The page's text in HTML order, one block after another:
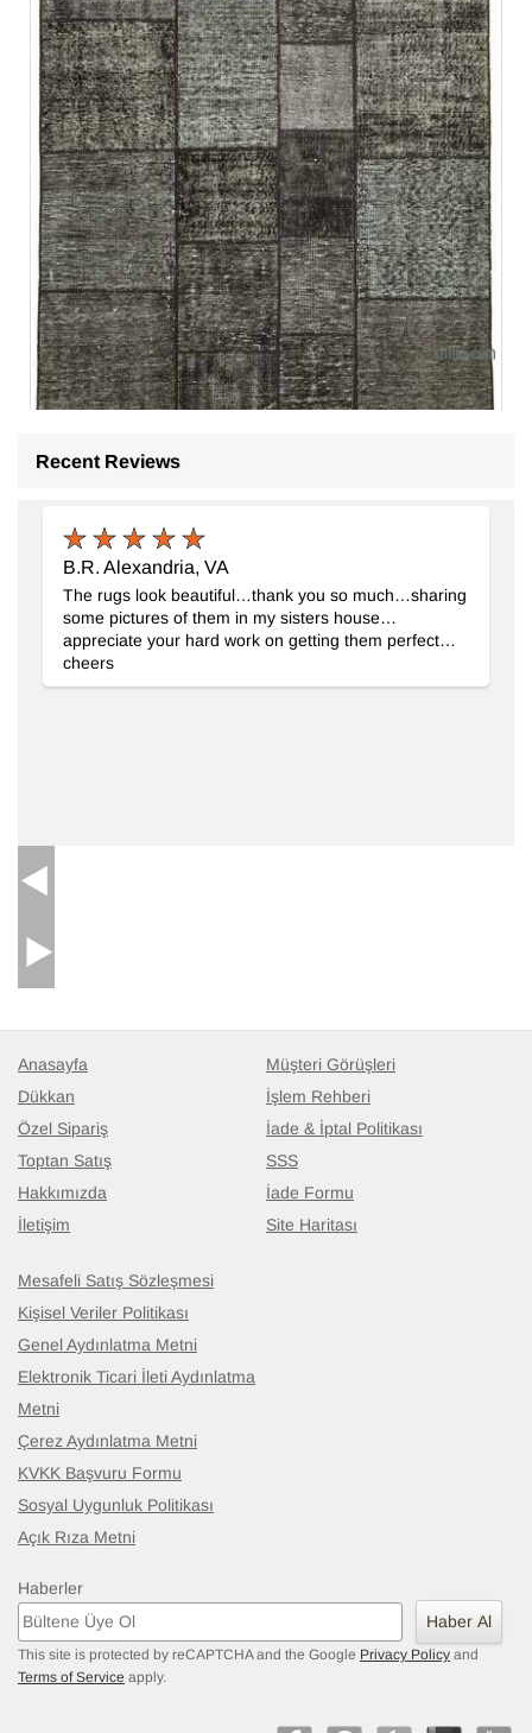
Patchwork El Dokuma Halı
Recent Reviews
B.R. Alexandria, VA
The rugs look beautiful…thank you so much…sharing
some pictures of them in my sisters house…
appreciate your hard work on getting them perfect…
cheers
Anasayfa
Dükkan
Özel Sipariş
Toptan Satış
Hakkımızda
İletişim
Müşteri Görüşleri
İşlem Rehberi
İade & İptal Politikası
SSS
İade Formu
Site Haritası
Mesafeli Satış Sözleşmesi
Kişisel Veriler Politikası
Genel Aydınlatma Metni
Elektronik Ticari İleti Aydınlatma
Metni
Çerez Aydınlatma Metni
KVKK Başvuru Formu
Sosyal Uygunluk Politikası
Açık Rıza Metni
Haberler
Haber Al
This site is protected by reCAPTCHA and the Google Privacy Policy and
Terms of Service apply.